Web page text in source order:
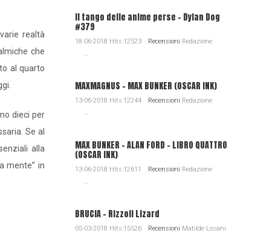
realtà
che
al quarto
dieci per
Se al
alla
mente” in
Il tango delle anime perse - Dylan Dog
#379
18-06-2018 Hits:12523 Recensioni Redazione
...
MAXMAGNUS – MAX BUNKER (OSCAR INK)
13-06-2018 Hits:12244 Recensioni Redazione
...
MAX BUNKER – ALAN FORD – LIBRO QUATTRO
(OSCAR INK)
13-06-2018 Hits:12611 Recensioni Redazione
...
BRUCIA - Rizzoli Lizard
05-03-2018 Hits:15526 Recensioni Matilde Losani